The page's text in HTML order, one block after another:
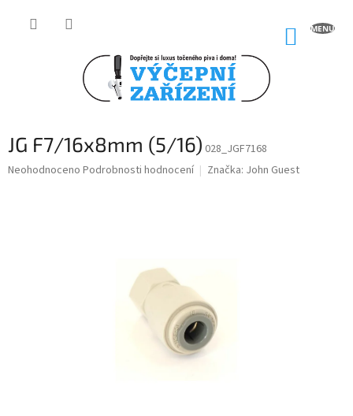
JG F7/16x8mm (5/16) 028_JGF7168
Průměrné
Neohodnoceno Podrobnosti hodnocení Značka: John Guest